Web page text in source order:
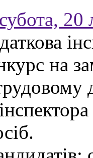
20
на